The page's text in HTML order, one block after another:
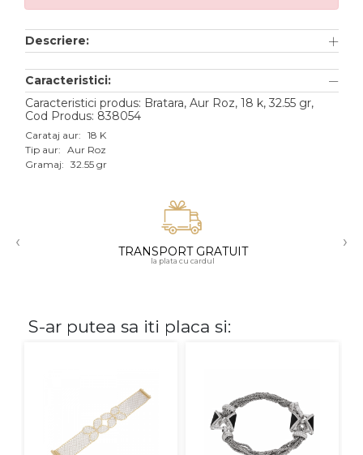
TIP METAL
Aur galben
Aur alb
Aur roz
Aur mixt
18K
Descriere:
Caracteristici:
Caracteristici produs: Bratara, Aur Roz, 18 k, 32.55 gr,
Cod Produs: 838054
Carataj aur: 18 K
Tip aur: Aur Roz
Gramaj: 32.55 gr
‹ TRANSPORT GRATUIT
la plata cu cardul
›
S-ar putea sa iti placa si: